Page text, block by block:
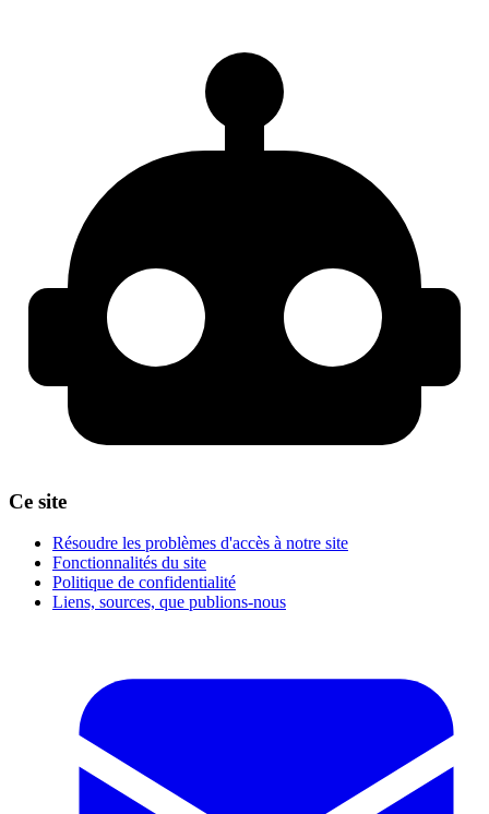
Ce site
Résoudre les problèmes d'accès à notre site
Fonctionnalités du site
Politique de confidentialité
Liens, sources, que publions-nous